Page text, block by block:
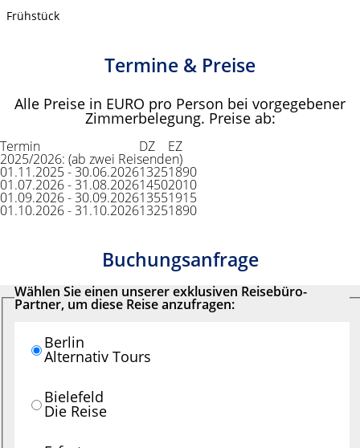
Frühstück
Termine & Preise
Alle Preise in EURO pro Person bei vorgegebener
Zimmerbelegung. Preise ab:
Termin DZ EZ
2025/2026: (ab zwei Reisenden)
01.11.2025 - 30.06.202613251890
01.07.2026 - 31.08.202614502010
01.09.2026 - 30.09.202613551915
01.10.2026 - 31.10.202613251890
Buchungsanfrage
Wählen Sie einen unserer exklusiven Reisebüro-
Partner, um diese Reise anzufragen:
Berlin
Alternativ Tours
Bielefeld
Die Reise